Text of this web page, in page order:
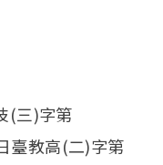
(三)字第
臺教高(二)字第